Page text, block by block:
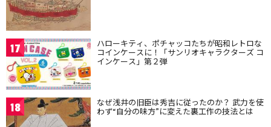
17 ハローキティ、ポチャッコたちが昭和レトロな
コインケースに！「サンリオキャラクターズ コ
インケース」第２弾
18 なぜ浅井の旧臣は秀吉に従ったのか？ 武力を使
わず“自分の味方”に変えた裏工作の技法とは